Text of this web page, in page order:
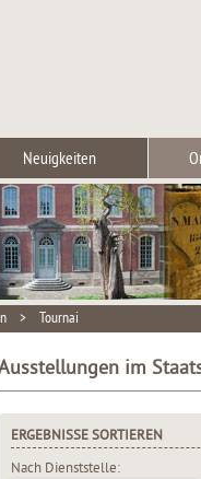
Neuigkeiten
> Tournai
im
ERGEBNISSE SORTIEREN
Nach Dienststelle: